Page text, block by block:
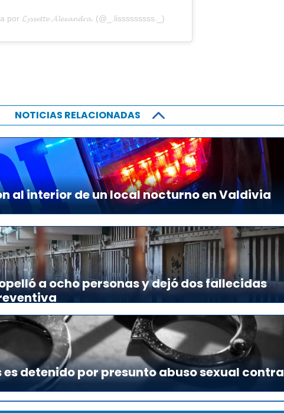
𝓛𝔂𝓼𝓼𝓮𝓽𝓽𝓮 𝓐𝓵𝓮𝔁𝓪𝓷𝓭𝓻𝓪. (@_.lisssssssss._)
NOTICIAS RELACIONADAS
al interior de un local nocturno en Valdivia
a ocho personas y dejó dos fallecidas
es detenido por presunto abuso sexual contra